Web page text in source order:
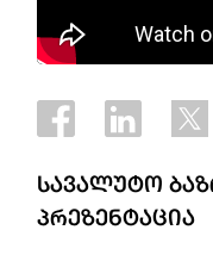
სავალუტო
პრეზენტაცია